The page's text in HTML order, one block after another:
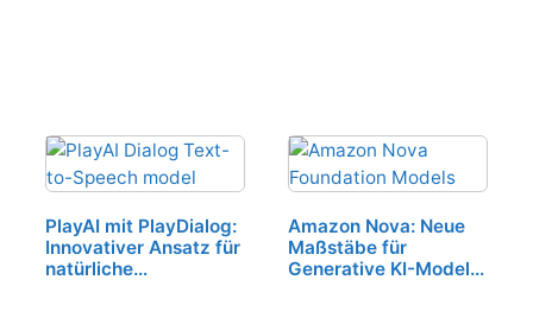
PlayAI mit PlayDialog:
Innovativer Ansatz für
natürliche
Amazon Nova: Neue
Maßstäbe für
Generative KI-Modelle